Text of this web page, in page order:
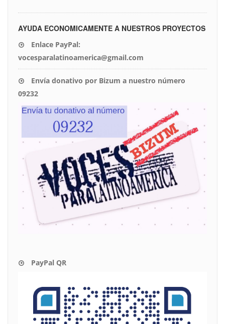
AYUDA ECONOMICAMENTE A NUESTROS PROYECTOS
Enlace PayPal:
vocesparalatinoamerica@gmail.com
Envía donativo por Bizum a nuestro número
09232
PayPal QR